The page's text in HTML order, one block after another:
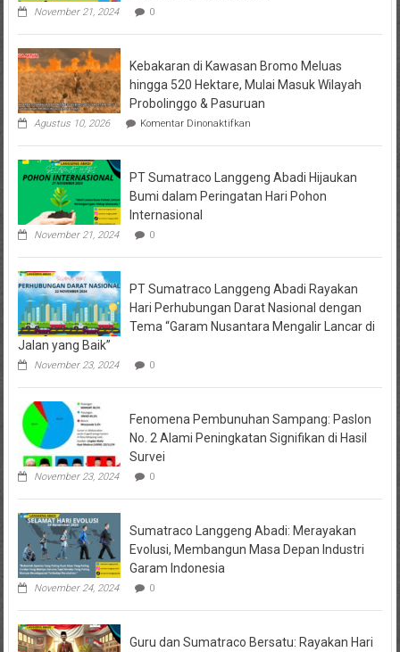
November 21, 2024 0
Kebakaran di Kawasan Bromo Meluas
hingga 520 Hektare, Mulai Masuk Wilayah
Probolinggo & Pasuruan
Agustus 10, 2026 Komentar Dinonaktifkanpada
di
Bromo
Meluas
hingga
Masuk
Probolinggo
&
Pasuruan
PT Sumatraco Langgeng Abadi Hijaukan
Bumi dalam Peringatan Hari Pohon
Internasional
November 21, 2024 0
PT Sumatraco Langgeng Abadi Rayakan
Hari Perhubungan Darat Nasional dengan
Tema “Garam Nusantara Mengalir Lancar di
Jalan yang Baik”
November 23, 2024 0
Fenomena Pembunuhan Sampang: Paslon
No. 2 Alami Peningkatan Signifikan di Hasil
Survei
November 23, 2024 0
Sumatraco Langgeng Abadi: Merayakan
Evolusi, Membangun Masa Depan Industri
Garam Indonesia
November 24, 2024 0
Guru dan Sumatraco Bersatu: Rayakan Hari